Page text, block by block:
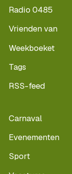
Radio 0485
Vrienden van
Weekboeket
Tags
RSS-feed
Carnaval
Evenementen
Sport